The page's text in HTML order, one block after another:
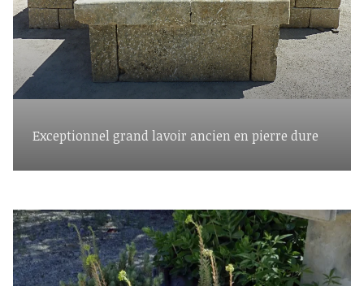
Exceptionnel grand lavoir ancien en pierre dure